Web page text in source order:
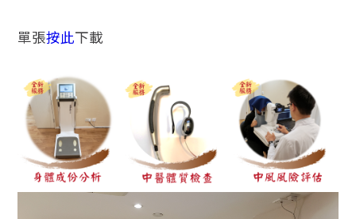
單張按此下載